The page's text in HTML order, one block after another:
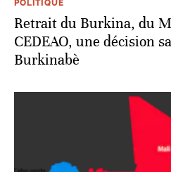
POLITIQUE
Retrait du Burkina, du
CEDEAO, une décision
Burkinabè